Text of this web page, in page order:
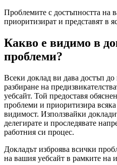
Проблемите с достъпността на
приоритизират и представят в
Какво е видимо в
проблеми?
Всеки доклад ви дава достъп
разбиране на
уебсайт. Той предоставя
проблеми и приоритизира всяка
видимост. Използвайки
делегирате и проследявате
работния си процес.
Докладът изброява всички
на вашия уебсайт в рамките на